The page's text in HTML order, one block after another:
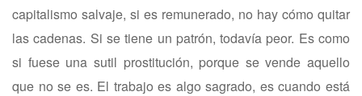
capitalismo salvaje, si es remunerado, no hay cómo quitar
las cadenas. Si se tiene un patrón, todavía peor. Es como
si fuese una sutil prostitución, porque se vende aquello
que no se es. El trabajo es algo sagrado, es cuando está